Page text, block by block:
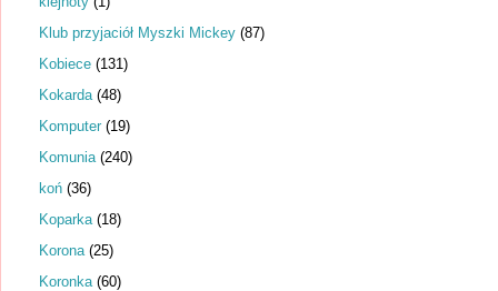
Klub przyjaciół Myszki Mickey (87)
Kobiece (131)
Kokarda (48)
Komputer (19)
Komunia (240)
koń (36)
Koparka (18)
Korona (25)
Koronka (60)